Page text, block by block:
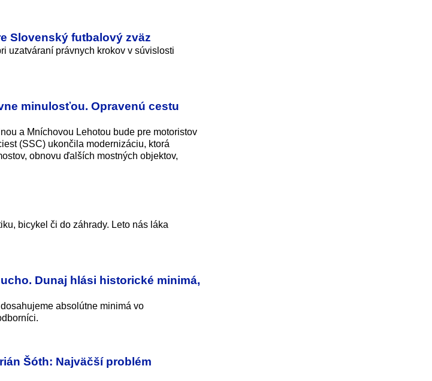
Slovenský futbalový zväz
uzatváraní právnych krokov v súvislosti
minulosťou. Opravenú cestu
a Mníchovou Lehotou bude pre motoristov
(SSC) ukončila modernizáciu, ktorá
obnovu ďalších mostných objektov,
bicykel či do záhrady. Leto nás láka
Dunaj hlási historické minimá,
absolútne minimá vo
Šóth: Najväčší problém